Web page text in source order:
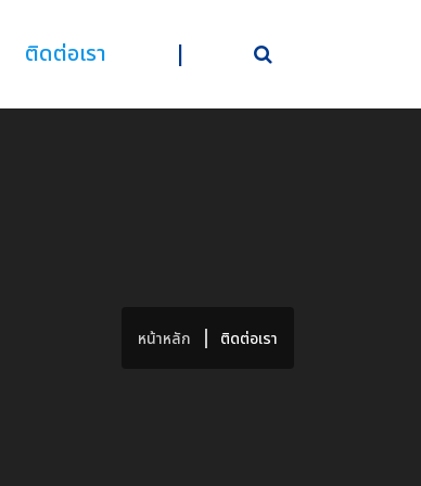
ติดต่อเรา |
หน้าหลัก ติดต่อเรา